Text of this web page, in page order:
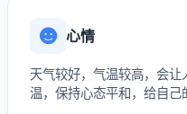
心情
天气较好，气温较高，会
温，保持心态平和，给自己